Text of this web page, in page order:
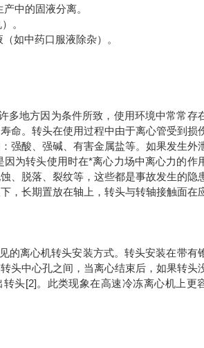
中的固液分离。
。
如中药口服液除杂）。
多地方因为条件所致，使用环境中常常存
命。转头在使用过程中由于离心管受到损
强酸、强碱、有害金属盐等。如果发生外
为转头使用时在*离心力场中离心力的作
、脱落、裂纹等，这些都是事故发生的隐
，长期置放在轴上，转头与转轴接触面在
的离心机转头安装方式。转头安装在带有
头中心孔之间，当离心结束后，如果转头
头[2]。此类现象在高速冷冻离心机上更